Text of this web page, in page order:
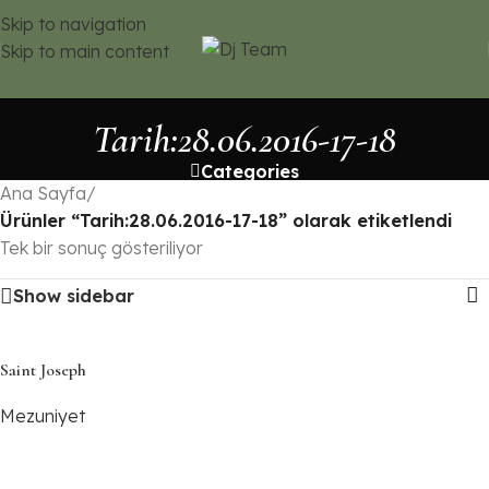
Skip to navigation
Skip to main content
Tarih:28.06.2016-17-18
Categories
Ana Sayfa/
Ürünler “Tarih:28.06.2016-17-18” olarak etiketlendi
Tek bir sonuç gösteriliyor
Show sidebar
Saint Joseph
Mezuniyet